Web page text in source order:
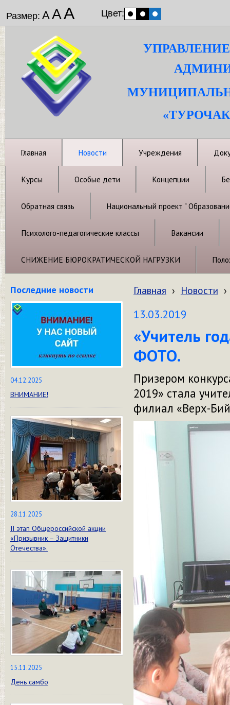
Размер: ААА Цвет:
Главная Новости Учреждения
Курсы Особые дети Концепции
Обратная связь Национальный проект "
Психолого-педагогические классы Вакансии
СНИЖЕНИЕ БЮРОКРАТИЧЕСКОЙ НАГРУЗКИ
Последние новости
04.12.2025
ВНИМАНИЕ!
28.11.2025
II этап Общероссийской акции
«Призывник – Защитники
Отечества».
15.11.2025
День самбо
Главная › Новости ›
13.03.2019
«Учитель
ФОТО.
Призером
2019» стала
филиал «Верх-